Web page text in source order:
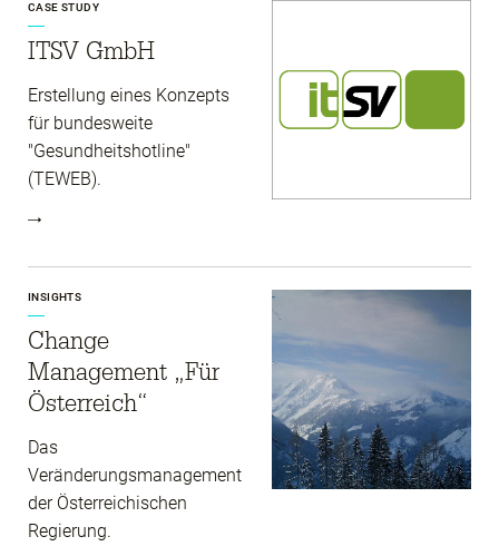
CASE STUDY
ITSV GmbH
Erstellung eines Konzepts
für bundesweite
"Gesundheits­hotline"
(TEWEB).
INSIGHTS
Change
Management „Für
Österreich“
Das
Veränderungsmanagement
der Österreichischen
Regierung.